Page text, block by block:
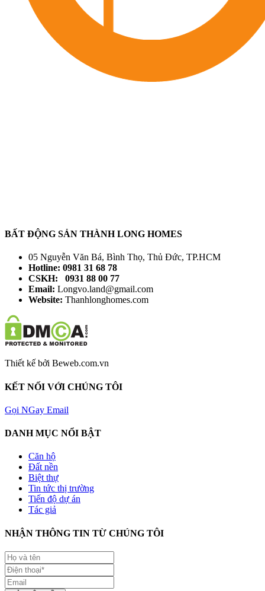
BẤT ĐỘNG SẢN THÀNH LONG HOMES
05 Nguyễn Văn Bá, Bình Thọ, Thủ Đức, TP.HCM
Hotline: 0981 31 68 78
CSKH: 0931 88 00 77
Email: Longvo.land@gmail.com
Website: Thanhlonghomes.com
Thiết kế bởi Beweb.com.vn
KẾT NỐI VỚI CHÚNG TÔI
Gọi NGay Email
DANH MỤC NỔI BẬT
Căn hộ
Đất nền
Biệt thự
Tin tức thị trường
Tiến độ dự án
Tác giả
NHẬN THÔNG TIN TỪ CHÚNG TÔI